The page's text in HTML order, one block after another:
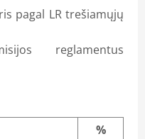
pagal LR trešiamųjų
reglamentus
%